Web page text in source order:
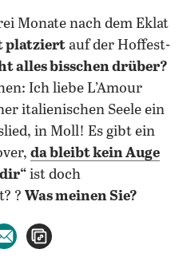
Monate nach dem Eklat
platziertauf der Hoffest-
alles bisschen drüber?
Ich liebe L’Amour
italienischen Seele ein
in Moll! Es gibt ein
da bleibt kein Auge
ist doch
? Was meinen Sie?
WhatsApp teilen
per E-Mail teilen